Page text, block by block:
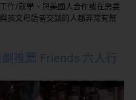
作/就學、與美國人合作或在需要
英文母語者交談的人都非常有幫
推薦 Friends 六人行